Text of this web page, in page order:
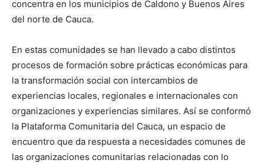
concentra en los municipios de Caldono y Buenos Aires
del norte de Cauca.
En estas comunidades se han llevado a cabo distintos
procesos de formación sobre prácticas económicas para
la transformación social con intercambios de
experiencias locales, regionales e internacionales con
organizaciones y experiencias similares. Así se conformó
la Plataforma Comunitaria del Cauca, un espacio de
encuentro que da respuesta a necesidades comunes de
las organizaciones comunitarias relacionadas con lo